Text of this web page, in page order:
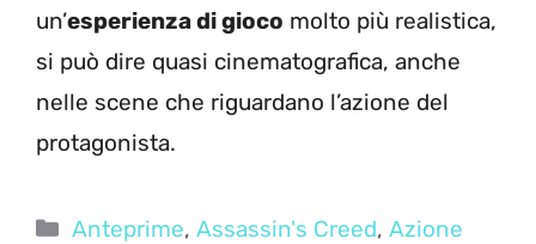
un’esperienza di gioco molto più realistica,
si può dire quasi cinematografica, anche
nelle scene che riguardano l’azione del
protagonista.
Categorie
Anteprime,Assassin's Creed,Azione